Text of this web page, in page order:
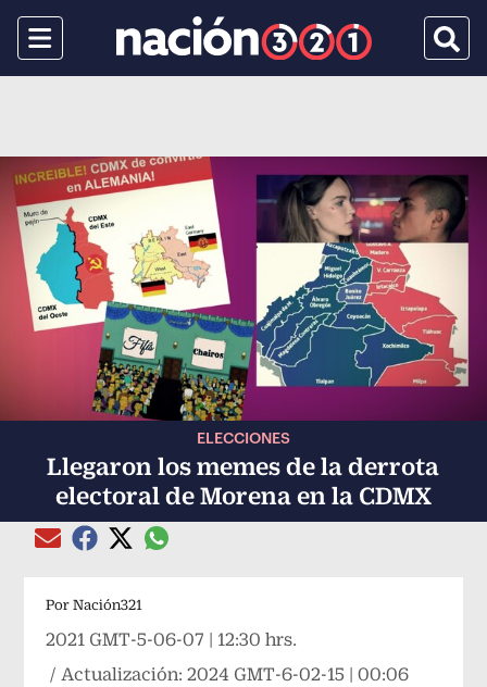
Menu
ELECCIONES
Llegaron los memes de la derrota
electoral de Morena en la CDMX
Compartir el artículo actual mediante Email
Compartir el artículo actual mediante Facebook
Compartir el artículo actual mediante Twitter
Compartir el artículo actual mediante
Por Nación321
2021 GMT-5-06-07 | 12:30 hrs.
/ Actualización:2024 GMT-6-02-15 | 00:06